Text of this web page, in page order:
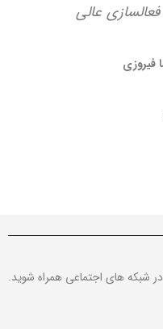
عالی
فیروزی
در شبکه های اجتماعی همراه شوید.